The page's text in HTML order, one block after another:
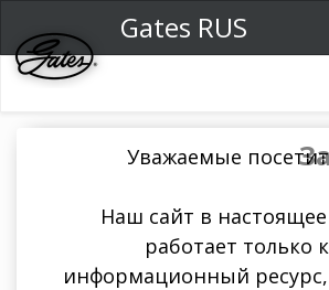
Gates RUS
Уважаемые
Наш сайт в
работает только
информационный ресурс,